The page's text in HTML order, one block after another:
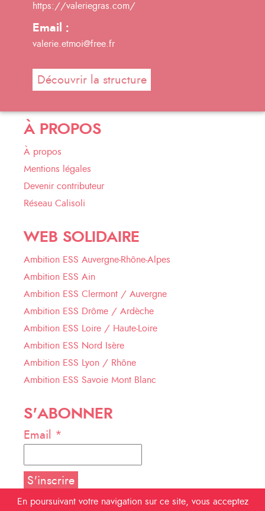
https://valeriegras.com/
Email :
valerie.etmoi@free.fr
Découvrir la structure
À PROPOS
À propos
Mentions légales
Devenir contributeur
Réseau Calisoli
WEB SOLIDAIRE
Ambition ESS Auvergne-Rhône-Alpes
Ambition ESS Ain
Ambition ESS Clermont / Auvergne
Ambition ESS Drôme / Ardèche
Ambition ESS Loire / Haute-Loire
Ambition ESS Nord Isère
Ambition ESS Lyon / Rhône
Ambition ESS Savoie Mont Blanc
S'ABONNER
Email *
En poursuivant votre navigation sur ce site, vous acceptez